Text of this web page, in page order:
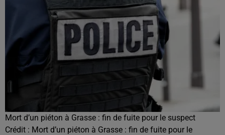
Mort d’un piéton à Grasse : fin de fuite pour le suspect
Crédit : Mort d’un piéton à Grasse : fin de fuite pour le